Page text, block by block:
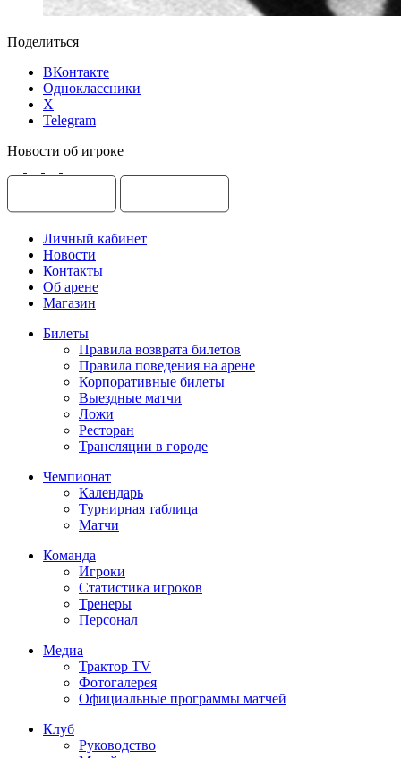
Поделиться
ВКонтакте
Одноклассники
X
Telegram
Новости об игроке
Личный кабинет
Новости
Контакты
Об арене
Магазин
Билеты
Правила возврата билетов
Правила поведения на арене
Корпоративные билеты
Выездные матчи
Ложи
Ресторан
Трансляции в городе
Чемпионат
Календарь
Турнирная таблица
Матчи
Команда
Игроки
Статистика игроков
Тренеры
Персонал
Медиа
Трактор TV
Фотогалерея
Официальные программы матчей
Клуб
Руководство